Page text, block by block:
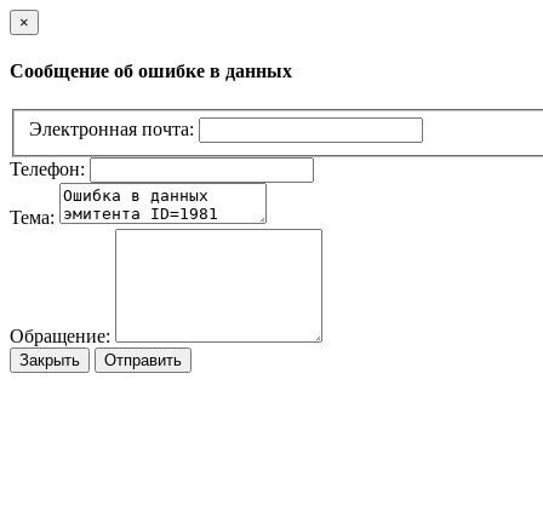
×
Сообщение об ошибке в данных
Электронная почта:
Телефон:
Тема:
Обращение:
Закрыть Отправить